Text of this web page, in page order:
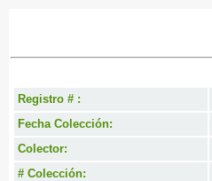
Registro # :
Fecha Colección:
Colector:
# Colección: